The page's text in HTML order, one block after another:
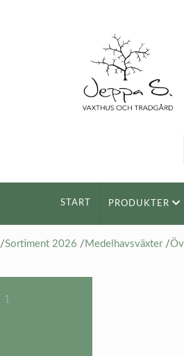
START PRODUKTER
/Sortiment 2026 / Medelhavsväxter /
1